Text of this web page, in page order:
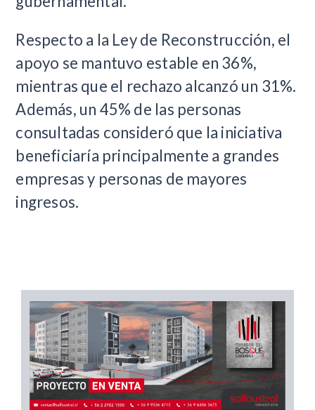
Respecto a la Ley de Reconstrucción, el
apoyo se mantuvo estable en 36%,
mientras que el rechazo alcanzó un 31%.
Además, un 45% de las personas
consultadas consideró que la iniciativa
beneficiaría principalmente a grandes
empresas y personas de mayores
ingresos.